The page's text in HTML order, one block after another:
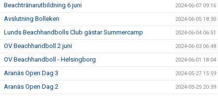
Beachtränarutbildning 6 juni 2024-06-07 09:16
Avslutning Bolleken 2024-06-05 18:30
Lunds Beachhandbolls Club gästar Summercamp 2024-06-04 06:51
OV Beachhandboll 2 juni 2024-06-03 06:48
OV Beachhandboll - Helsingborg 2024-06-01 18:04
Aranäs Open Dag 3 2024-05-27 15:59
Aranäs Open Dag 2 2024-05-25 20:39